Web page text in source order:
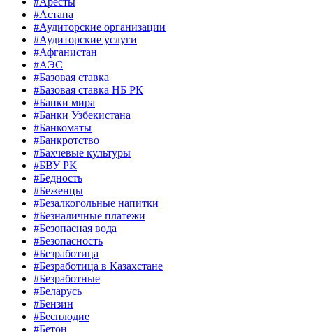
#Астана
#Аудиторские организации
#Аудиторские услуги
#Афганистан
#АЭС
#Базовая ставка
#Базовая ставка НБ РК
#Банки мира
#Банки Узбекистана
#Банкоматы
#Банкротство
#Бахчевые культуры
#БВУ РК
#Бедность
#Беженцы
#Безалкогольные напитки
#Безналичные платежи
#Безопасная вода
#Безопасность
#Безработица
#Безработица в Казахстане
#Безработные
#Беларусь
#Бензин
#Бесплодие
#Бетон